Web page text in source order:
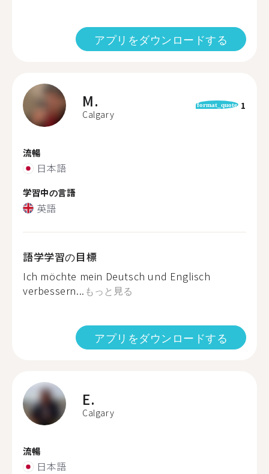
アプリをダウンロードする
M.
Calgary
format_quote 1
流暢
日本語
学習中の言語
英語
語学学習の目標
Ich möchte mein Deutsch und Englisch
verbessern... もっと見る
アプリをダウンロードする
E.
Calgary
流暢
日本語